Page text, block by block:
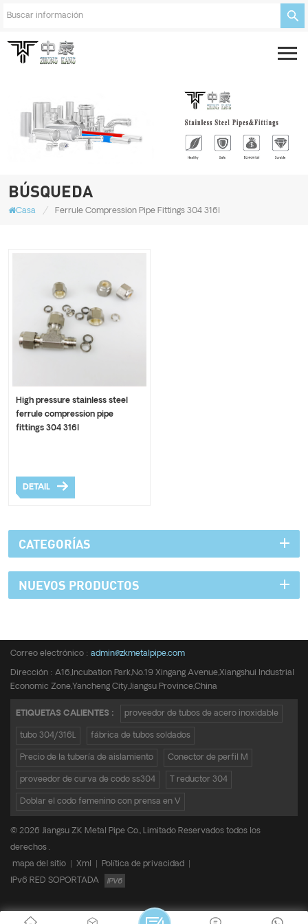
BÚSQUEDA
Casa / Ferrule Compression Pipe Fittings 304 316l
High pressure stainless steel
ferrule compression pipe
fittings 304 316l
DETAIL
CATEGORÍAS
NUEVOS PRODUCTOS
Correo electrónico : admin@zkmetalpipe.com
Dirección : A16,Incubation Park,No.19 Xingang Avenue,Xiangshui Industrial
Economic Zone,Yancheng City,Jiangsu Province,China
ETIQUETAS CALIENTES : proveedor de tubos de acero inoxidable
tubo 304/316L fábrica de tubos soldados
Precio de la tubería de aislamiento Conector de perfil M
proveedor de curva de codo ss304 T reductor 304
Doblar el codo femenino con prensa en V
© 2026 Jiangsu ZK Metal Pipe Co., Limitado Reservados todos los
derechos .
mapa del sitio
Xml Política de privacidad
IPv6 RED SOPORTADA